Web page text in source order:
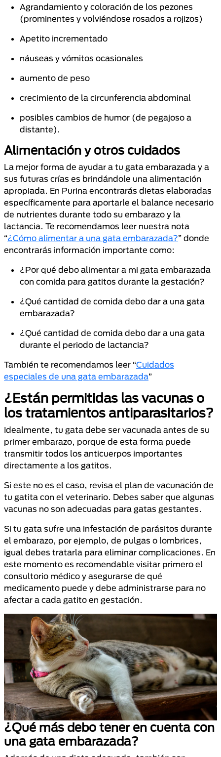
Agrandamiento y coloración de los pezones
(prominentes y volviéndose rosados ​​a rojizos)
Apetito incrementado
náuseas y vómitos ocasionales
aumento de peso
crecimiento de la circunferencia abdominal
posibles cambios de humor (de pegajoso a
distante).
Alimentación y otros cuidados
La mejor forma de ayudar a tu gata embarazada y a
sus futuras crías es brindándole una alimentación
apropiada. En Purina encontrarás dietas elaboradas
específicamente para aportarle el balance necesario
de nutrientes durante todo su embarazo y la
lactancia. Te recomendamos leer nuestra nota
“¿Cómo alimentar a una gata embarazada?” donde
encontrarás información importante como:
¿Por qué debo alimentar a mi gata embarazada
con comida para gatitos durante la gestación?
¿Qué cantidad de comida debo dar a una gata
embarazada?
¿Qué cantidad de comida debo dar a una gata
durante el periodo de lactancia?
También te recomendamos leer “Cuidados
especiales de una gata embarazada”
¿Están permitidas las vacunas o
los tratamientos antiparasitarios?
Idealmente, tu gata debe ser vacunada antes de su
primer embarazo, porque de esta forma puede
transmitir todos los anticuerpos importantes
directamente a los gatitos.
Si este no es el caso, revisa el plan de vacunación de
tu gatita con el veterinario. Debes saber que algunas
vacunas no son adecuadas para gatas gestantes.
Si tu gata sufre una infestación de parásitos durante
el embarazo, por ejemplo, de pulgas o lombrices,
igual debes tratarla para eliminar complicaciones. En
este momento es recomendable visitar primero el
consultorio médico y asegurarse de qué
medicamento puede y debe administrarse para no
afectar a cada gatito en gestación.
¿Qué más debo tener en cuenta con
una gata embarazada?